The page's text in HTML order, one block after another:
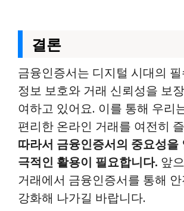
결론
금융인증서는 디지털 시대의
정보 보호와 거래 신뢰성을 보
여하고 있어요. 이를 통해 우리
편리한 온라인 거래를 여전히
따라서 금융인증서의 중요성을
극적인 활용이 필요합니다. 앞
거래에서 금융인증서를 통해
강화해 나가길 바랍니다.